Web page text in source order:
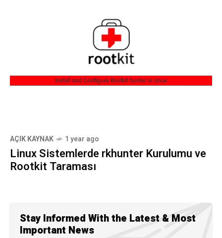
AÇIK KAYNAK 1 year ago
Linux Sistemlerde rkhunter Kurulumu ve
Rootkit Taraması
Stay Informed With the Latest & Most
Important News